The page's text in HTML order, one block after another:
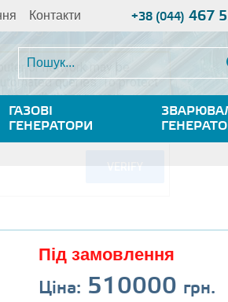
Контакти +38 (044) 467
ГАЗОВІ
ГЕНЕРАТОРИ
Під замовлення
Ціна: 510000 грн.